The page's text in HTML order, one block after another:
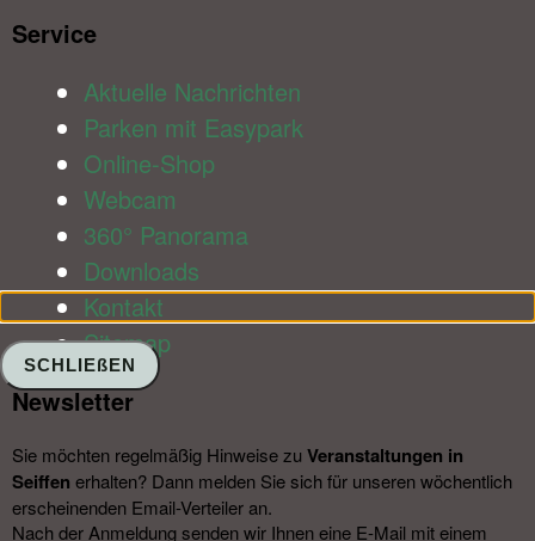
Service​
Aktuelle Nachrichten
Parken mit Easypark
Online-Shop
Webcam
360° Panorama
Downloads
Kontakt
Sitemap
Newsletter​
Sie möchten regelmäßig Hinweise zu Veranstal­tungen in
Seiffen erhalten? Dann melden Sie sich für unseren wöchentlich
erscheinenden Email-Verteiler an.
Nach der Anmeldung senden wir Ihnen eine E-Mail mit einem
SCHLIEßEN